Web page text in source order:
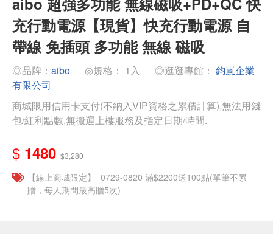
充行動電源【現貨】快充行動電源 自
帶線 免插頭 多功能 無線 磁吸
◎品牌： aibo ◎規格： 1入 ◎逛逛專館： 鈞嵐企業
有限公司
商城限用信用卡支付(不納入VIP資格之累積計算),無法用錢
包/紅利點數,無搬運上樓服務及指定日期/時間.
$ 1480 $3,280
【線上商城限定】_0729-0820 滿$2200送100點(單筆不累
贈，每人期間最高贈5次)